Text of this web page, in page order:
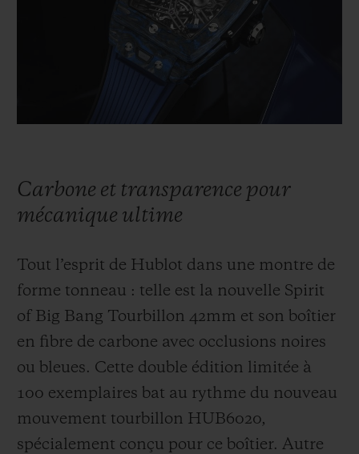
Carbone et transparence pour
mécanique ultime
Tout l’esprit de Hublot dans une montre de
forme tonneau : telle est la nouvelle Spirit
of Big Bang Tourbillon 42mm et son boîtier
en fibre de carbone avec occlusions noires
ou bleues. Cette double édition limitée à
100 exemplaires bat au rythme du nouveau
mouvement tourbillon HUB6020,
spécialement conçu pour ce boîtier. Autre
BIG BANG
PEACH CERAMIC
HUBLOTISTA ET EXTENSION DE GARANTIE
DÉLAI DE LIVRAISON
LIVRAISON ET RETOURS GRATUITS
PAIEMENT SÉCURISÉ